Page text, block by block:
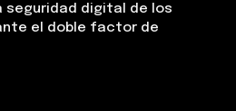
seguridad digital de los
el doble factor de